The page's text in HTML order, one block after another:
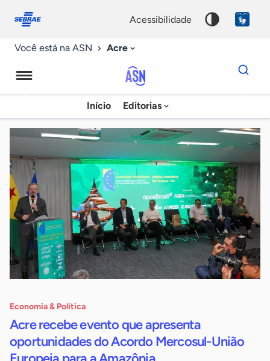
conosco
acessibilidade
Você está na ASN Acre
Agência
Sebrae
de
Notícias
Início Editorias
Dados
para
chave
Economia & Política
Acre recebe evento que apresenta
oportunidades do Acordo Mercosul-União